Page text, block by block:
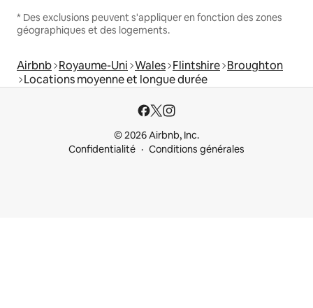
* Des exclusions peuvent s'appliquer en fonction des zones
géographiques et des logements.
Airbnb Royaume-Uni Wales Flintshire Broughton
Locations moyenne et longue durée
© 2026 Airbnb, Inc.
Confidentialité
Conditions générales